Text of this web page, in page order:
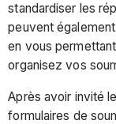
standardiser les
peuvent
en vous
organisez vos
Après avoir invité
formulaires de